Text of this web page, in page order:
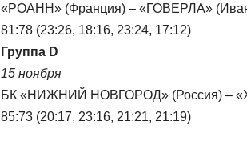
«РОАНН» (Франция) – «ГОВЕРЛА»
81:78 (23:26, 18:16, 23:24, 17:12)
Группа D
15 ноября
БК «НИЖНИЙ НОВГОРОД» (Россия) –
85:73 (20:17, 23:16, 21:21, 21:19)